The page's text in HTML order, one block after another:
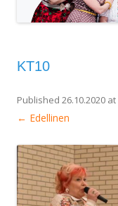
KT10
Published 26.10.2020 at
← Edellinen